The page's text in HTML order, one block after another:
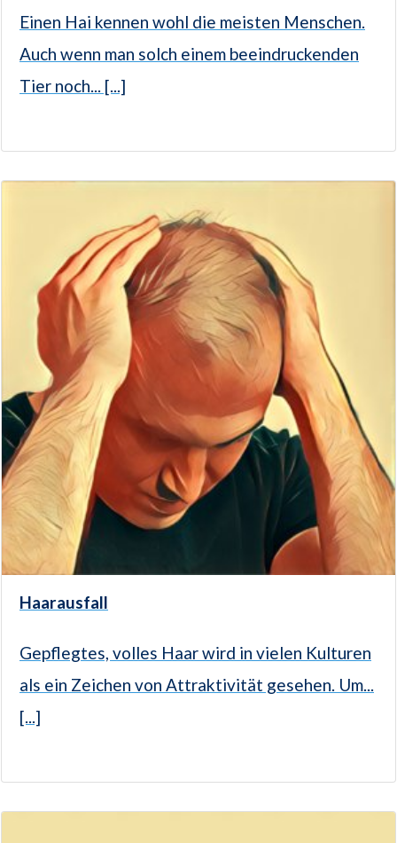
Einen Hai kennen wohl die meisten Menschen.
Auch wenn man solch einem beeindruckenden
Tier noch... [...]
Haarausfall
Gepflegtes, volles Haar wird in vielen Kulturen
als ein Zeichen von Attraktivität gesehen. Um...
[...]